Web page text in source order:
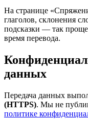
На странице
глаголов, склонения
подсказки — так
время перевода.
данных
Передача данных
(HTTPS). Мы не
политике